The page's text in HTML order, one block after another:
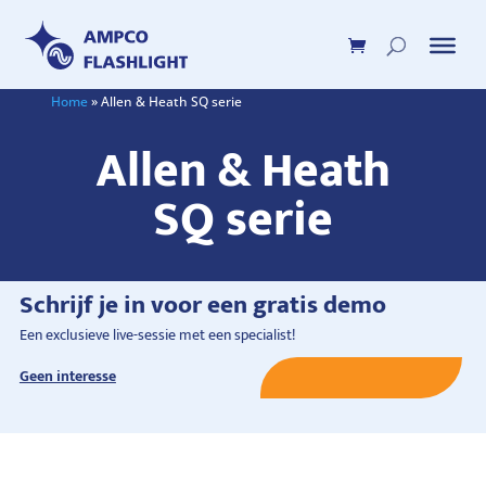
Home»Allen & Heath SQ serie
Allen & Heath
SQ serie
Schrijf je in voor een gratis demo
Een exclusieve live-sessie met een specialist!
Geen interesse